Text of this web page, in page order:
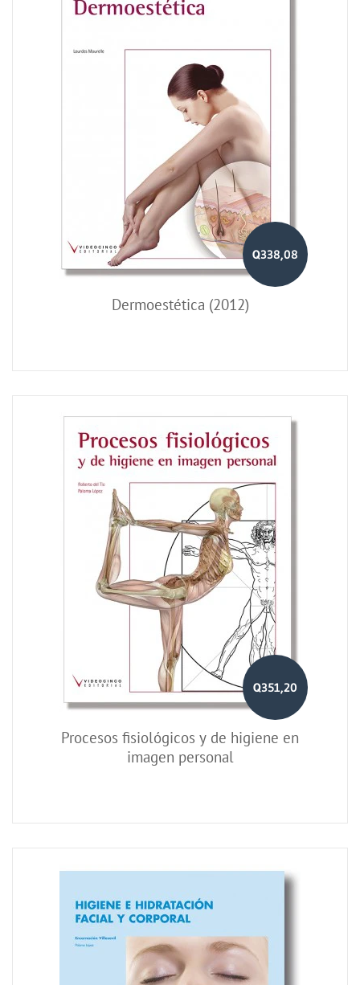
Q338,08
Dermoestética (2012)
Q351,20
Procesos fisiológicos y de higiene en
imagen personal